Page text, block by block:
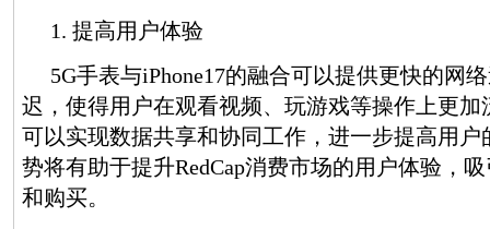
1. 提高用户体验
5G手表与iPhone17的融合可以提供更快的网
迟，使得用户在观看视频、玩游戏等操作上更加
可以实现数据共享和协同工作，进一步提高用户
势将有助于提升RedCap消费市场的用户体验，
和购买。